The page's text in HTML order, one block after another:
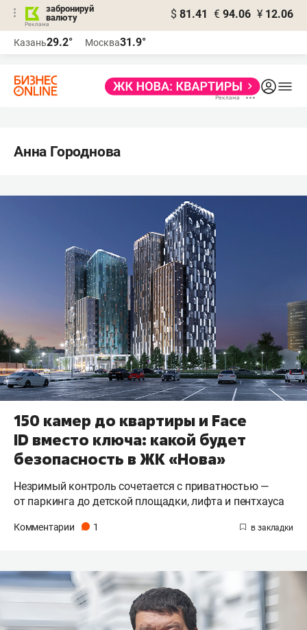
забронируй
валюту
$ 81.41 € 94.06 ¥ 12.06
Казань29.2° Москва31.9°
Анна Городнова
150 камер до квартиры и Face
ID вместо ключа: какой будет
безопасность в ЖК «Нова»
Незримый контроль сочетается с приватностью —
от паркинга до детской площадки, лифта и пентхауса
Комментарии 1